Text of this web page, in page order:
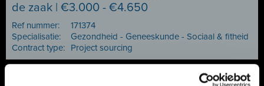
de zaak | €3.000 - €4.650
Ref nummer:
171374
Specialisatie:
Gezondheid - Geneeskunde - Sociaal & fitheid
Contract type:
Project sourcing